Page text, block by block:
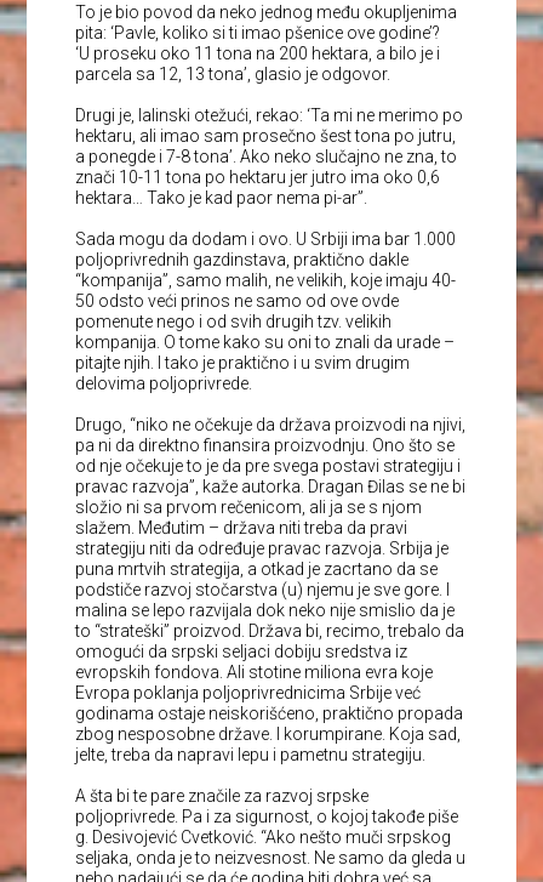
To je bio povod da neko jednog među okupljenima
pita: ‘Pavle, koliko si ti imao pšenice ove godine’?
‘U proseku oko 11 tona na 200 hektara, a bilo je i
parcela sa 12, 13 tona’, glasio je odgovor.
Drugi je, lalinski otežući, rekao: ‘Ta mi ne merimo po
hektaru, ali imao sam prosečno šest tona po jutru,
a ponegde i 7-8 tona’. Ako neko slučajno ne zna, to
znači 10-11 tona po hektaru jer jutro ima oko 0,6
hektara… Tako je kad paor nema pi-ar”.
Sada mogu da dodam i ovo. U Srbiji ima bar 1.000
poljoprivrednih gazdinstava, praktično dakle
“kompanija”, samo malih, ne velikih, koje imaju 40-
50 odsto veći prinos ne samo od ove ovde
pomenute nego i od svih drugih tzv. velikih
kompanija. O tome kako su oni to znali da urade –
pitajte njih. I tako je praktično i u svim drugim
delovima poljoprivrede.
Drugo, “niko ne očekuje da država proizvodi na njivi,
pa ni da direktno finansira proizvodnju. Ono što se
od nje očekuje to je da pre svega postavi strategiju i
pravac razvoja”, kaže autorka. Dragan Đilas se ne bi
složio ni sa prvom rečenicom, ali ja se s njom
slažem. Međutim – država niti treba da pravi
strategiju niti da određuje pravac razvoja. Srbija je
puna mrtvih strategija, a otkad je zacrtano da se
podstiče razvoj stočarstva (u) njemu je sve gore. I
malina se lepo razvijala dok neko nije smislio da je
to “strateški” proizvod. Država bi, recimo, trebalo da
omogući da srpski seljaci dobiju sredstva iz
evropskih fondova. Ali stotine miliona evra koje
Evropa poklanja poljoprivrednicima Srbije već
godinama ostaje neiskorišćeno, praktično propada
zbog nesposobne države. I korumpirane. Koja sad,
jelte, treba da napravi lepu i pametnu strategiju.
A šta bi te pare značile za razvoj srpske
poljoprivrede. Pa i za sigurnost, o kojoj takođe piše
g. Desivojević Cvetković. “Ako nešto muči srpskog
seljaka, onda je to neizvesnost. Ne samo da gleda u